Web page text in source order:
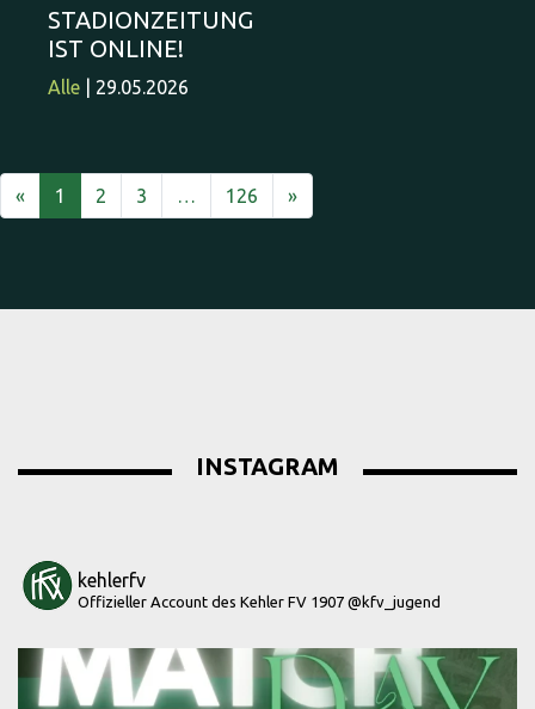
STADIONZEITUNG
IST ONLINE!
Alle | 29.05.2026
«Vorherige
1 2 3 … 126 »Nächste
INSTAGRAM
kehlerfv
Offizieller Account des Kehler FV 1907 @kfv_jugend